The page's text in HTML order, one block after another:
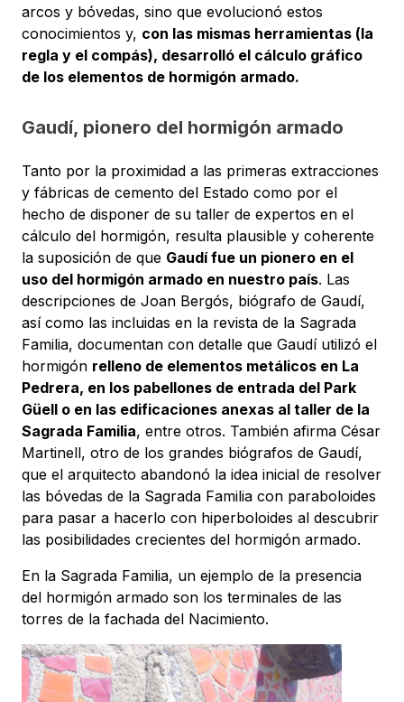
arcos y bóvedas, sino que evolucionó estos
conocimientos y, con las mismas herramientas (la
regla y el compás), desarrolló el cálculo gráfico
de los elementos de hormigón armado.
Gaudí, pionero del hormigón armado
Tanto por la proximidad a las primeras extracciones
y fábricas de cemento del Estado como por el
hecho de disponer de su taller de expertos en el
cálculo del hormigón, resulta plausible y coherente
la suposición de que Gaudí fue un pionero en el
uso del hormigón armado en nuestro país. Las
descripciones de Joan Bergós, biógrafo de Gaudí,
así como las incluidas en la revista de la Sagrada
Familia, documentan con detalle que Gaudí utilizó el
hormigón relleno de elementos metálicos en La
Pedrera, en los pabellones de entrada del Park
Güell o en las edificaciones anexas al taller de la
Sagrada Familia, entre otros. También afirma César
Martinell, otro de los grandes biógrafos de Gaudí,
que el arquitecto abandonó la idea inicial de resolver
las bóvedas de la Sagrada Familia con paraboloides
para pasar a hacerlo con hiperboloides al descubrir
las posibilidades crecientes del hormigón armado.
En la Sagrada Familia, un ejemplo de la presencia
del hormigón armado son los terminales de las
torres de la fachada del Nacimiento.